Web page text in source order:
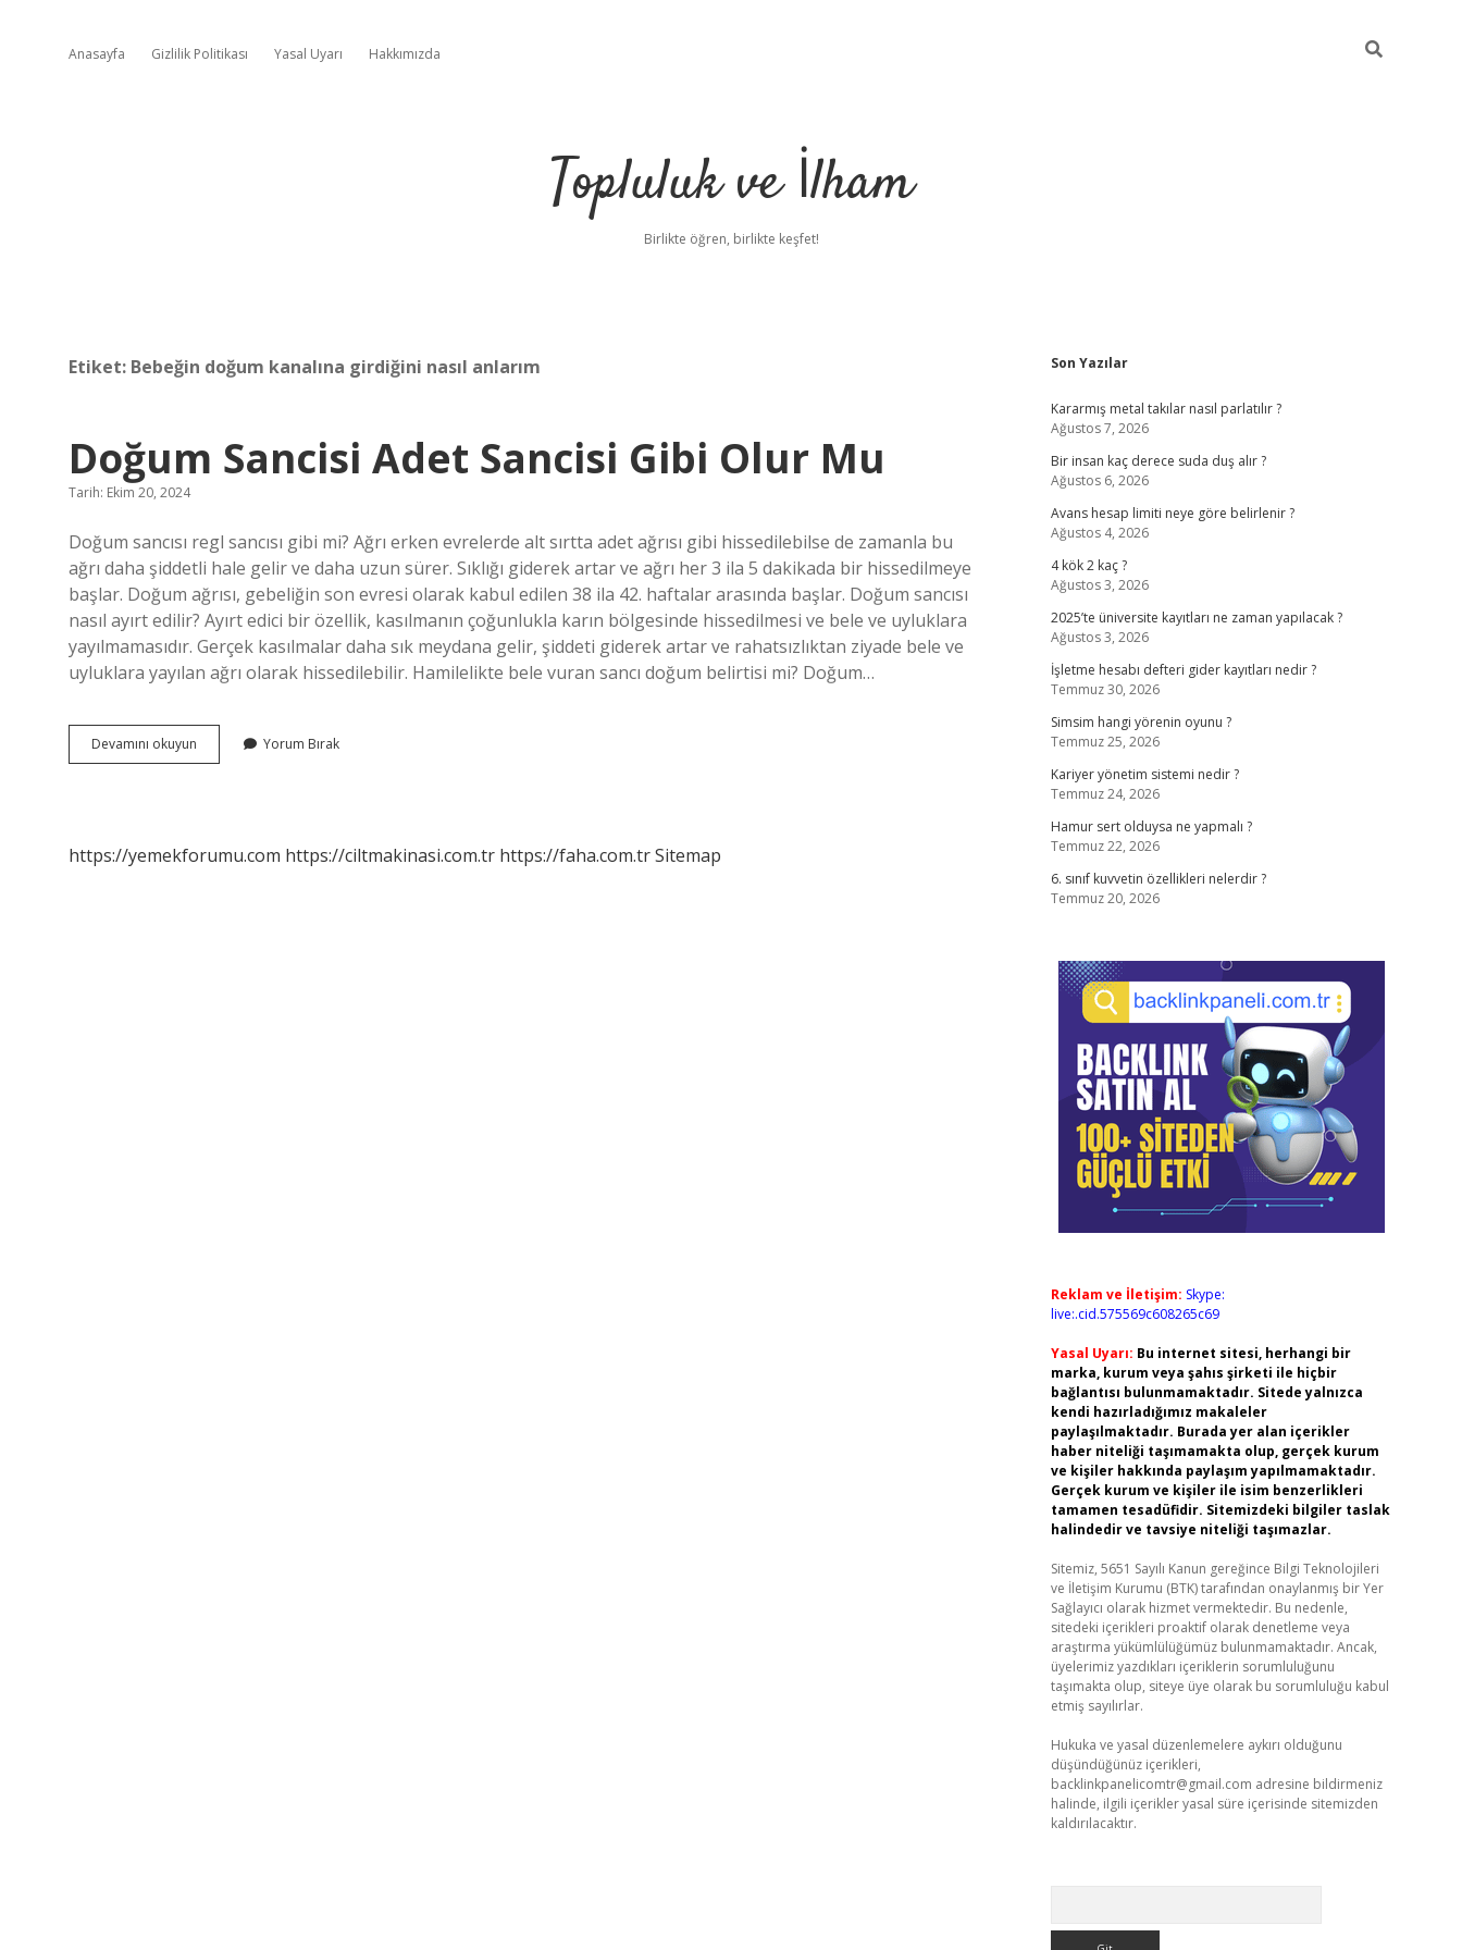
Anasayfa Gizlilik Politikası Yasal Uyarı Hakkımızda
Topluluk ve İlham
Birlikte öğren, birlikte keşfet!
Etiket: Bebeğin doğum kanalına girdiğini nasıl anlarım
Doğum Sancisi Adet Sancisi Gibi Olur Mu
Tarih: Ekim 20, 2024
Doğum sancısı regl sancısı gibi mi? Ağrı erken evrelerde alt sırtta adet ağrısı gibi hissedilebilse de zamanla bu
ağrı daha şiddetli hale gelir ve daha uzun sürer. Sıklığı giderek artar ve ağrı her 3 ila 5 dakikada bir hissedilmeye
başlar. Doğum ağrısı, gebeliğin son evresi olarak kabul edilen 38 ila 42. haftalar arasında başlar. Doğum sancısı
nasıl ayırt edilir? Ayırt edici bir özellik, kasılmanın çoğunlukla karın bölgesinde hissedilmesi ve bele ve uyluklara
yayılmamasıdır. Gerçek kasılmalar daha sık meydana gelir, şiddeti giderek artar ve rahatsızlıktan ziyade bele ve
uyluklara yayılan ağrı olarak hissedilebilir. Hamilelikte bele vuran sancı doğum belirtisi mi? Doğum…
Devamını okuyun
Sancisi
Mu
Yorum Bırak
https://yemekforumu.com https://ciltmakinasi.com.tr https://faha.com.trSitemap
Sidebar
Son Yazılar
Kararmış metal takılar nasıl parlatılır ?
Ağustos 7, 2026
Bir insan kaç derece suda duş alır ?
Ağustos 6, 2026
Avans hesap limiti neye göre belirlenir ?
Ağustos 4, 2026
4 kök 2 kaç ?
Ağustos 3, 2026
2025’te üniversite kayıtları ne zaman yapılacak ?
Ağustos 3, 2026
İşletme hesabı defteri gider kayıtları nedir ?
Temmuz 30, 2026
Simsim hangi yörenin oyunu ?
Temmuz 25, 2026
Kariyer yönetim sistemi nedir ?
Temmuz 24, 2026
Hamur sert olduysa ne yapmalı ?
Temmuz 22, 2026
6. sınıf kuvvetin özellikleri nelerdir ?
Temmuz 20, 2026
Reklam ve İletişim: Skype:
live:.cid.575569c608265c69
Yasal Uyarı: Bu internet sitesi, herhangi bir
marka, kurum veya şahıs şirketi ile hiçbir
bağlantısı bulunmamaktadır. Sitede yalnızca
kendi hazırladığımız makaleler
paylaşılmaktadır. Burada yer alan içerikler
haber niteliği taşımamakta olup, gerçek kurum
ve kişiler hakkında paylaşım yapılmamaktadır.
Gerçek kurum ve kişiler ile isim benzerlikleri
tamamen tesadüfidir. Sitemizdeki bilgiler taslak
halindedir ve tavsiye niteliği taşımazlar.
Sitemiz, 5651 Sayılı Kanun gereğince Bilgi Teknolojileri
ve İletişim Kurumu (BTK) tarafından onaylanmış bir Yer
Sağlayıcı olarak hizmet vermektedir. Bu nedenle,
sitedeki içerikleri proaktif olarak denetleme veya
araştırma yükümlülüğümüz bulunmamaktadır. Ancak,
üyelerimiz yazdıkları içeriklerin sorumluluğunu
taşımakta olup, siteye üye olarak bu sorumluluğu kabul
etmiş sayılırlar.
Hukuka ve yasal düzenlemelere aykırı olduğunu
düşündüğünüz içerikleri,
backlinkpanelicomtr@gmail.com adresine bildirmeniz
halinde, ilgili içerikler yasal süre içerisinde sitemizden
kaldırılacaktır.